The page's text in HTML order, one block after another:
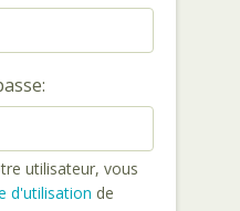
utilisateur, vous
d'utilisation de